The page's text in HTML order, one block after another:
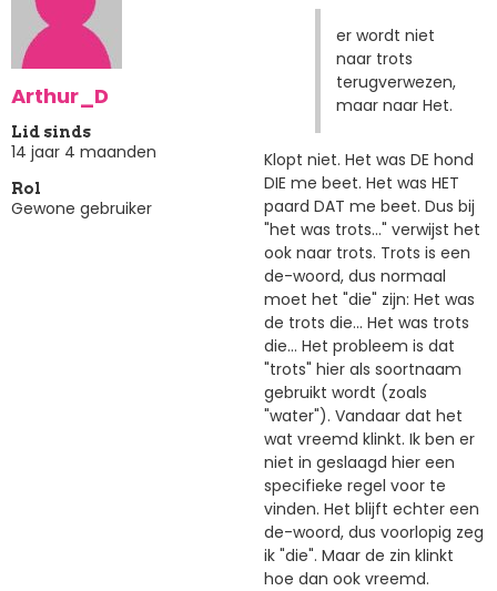
Arthur_D
Lid sinds
14 jaar 4 maanden
Rol
Gewone gebruiker
er wordt niet
naar trots
terugverwezen,
maar naar Het.
Klopt niet. Het was DE hond
DIE me beet. Het was HET
paard DAT me beet. Dus bij
"het was trots..." verwijst het
ook naar trots. Trots is een
de-woord, dus normaal
moet het "die" zijn: Het was
de trots die... Het was trots
die... Het probleem is dat
"trots" hier als soortnaam
gebruikt wordt (zoals
"water"). Vandaar dat het
wat vreemd klinkt. Ik ben er
niet in geslaagd hier een
specifieke regel voor te
vinden. Het blijft echter een
de-woord, dus voorlopig zeg
ik "die". Maar de zin klinkt
hoe dan ook vreemd.